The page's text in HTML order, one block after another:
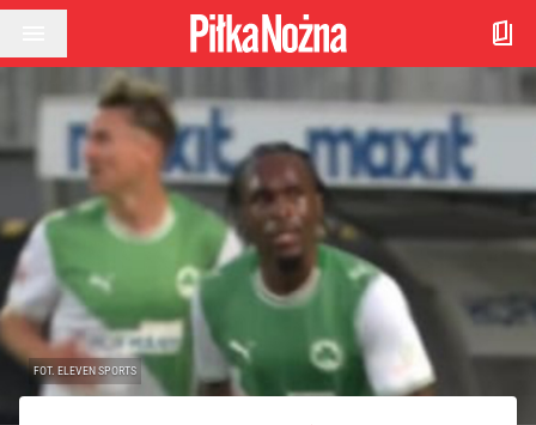
Przejdź do treści
FOT. ELEVEN SPORTS